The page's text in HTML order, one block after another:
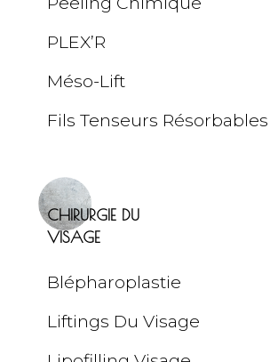
PLEX’R
Méso-Lift
Fils Tenseurs Résorbables
CHIRURGIE DU
VISAGE
Blépharoplastie
Liftings Du Visage